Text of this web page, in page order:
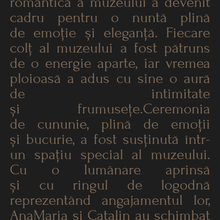
cadru pentru o nuntă plină
de emoție și eleganță. Fiecare
colț al muzeului a fost pătruns
de o energie aparte, iar vremea
ploioasă a adus cu sine o aură
de intimitate
și frumusețe.Ceremonia
de cununie, plină de emoții
și bucurie, a fost susținută într-
un spațiu special al muzeului.
Cu o lumânare aprinsă
și cu ringul de logodnă
reprezentând angajamentul lor,
AnaMaria și Catalin au schimbat